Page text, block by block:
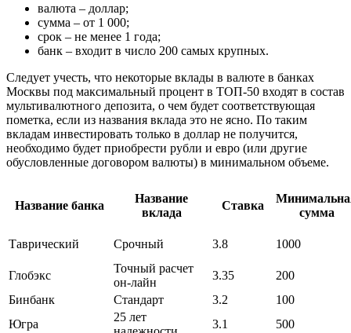
валюта – доллар;
сумма – от 1 000;
срок – не менее 1 года;
банк – входит в число 200 самых крупных.
Следует учесть, что некоторые вклады в валюте в банках
Москвы под максимальный процент в ТОП-50 входят в состав
мультивалютного депозита, о чем будет соответствующая
пометка, если из названия вклада это не ясно. По таким
вкладам инвестировать только в доллар не получится,
необходимо будет приобрести рубли и евро (или другие
обусловленные договором валюты) в минимальном объеме.
Название банка
Название
вклада
Ставка
сумма
Таврический Срочный 3.8 1000
Глобэкс
Точный расчет
он-лайн
3.35
200
Бинбанк
Стандарт 3.2
100
Югра
25 лет
3.1
500